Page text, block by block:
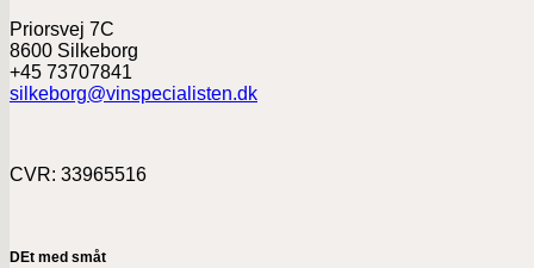
Priorsvej 7C
8600 Silkeborg
+45 73707841
silkeborg@vinspecialisten.dk
CVR: 33965516
DEt med småt